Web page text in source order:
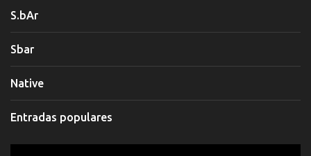
S.bAr
Sbar
Native
Entradas populares